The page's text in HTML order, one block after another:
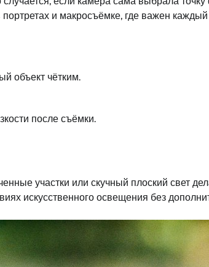
и макросъёмке, где важен
объект чётким.
после съёмки.
участки или скучный плоский свет
искусственного освещения без